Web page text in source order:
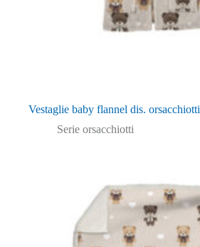
Vestaglie baby flannel dis. orsacchiotti
Serie orsacchiotti